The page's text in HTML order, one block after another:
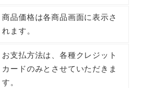
商品価格は各商品画面に表示さ
れます。
お支払方法は、各種クレジット
カードのみとさせていただきま
す。